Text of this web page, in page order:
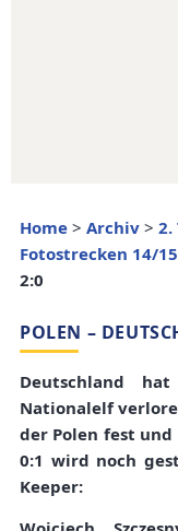
Home > Archiv > 2.
Fotostrecken 14/15
2:0
POLEN –
Deutschland
Nationalelf
der Polen fest
0:1 wird noch
Keeper: